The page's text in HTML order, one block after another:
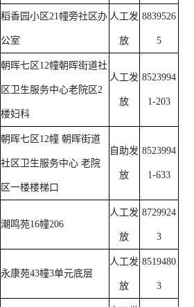
稻香园小区21幢旁社区办
公室
人工发
放
8839526
5
朝晖七区12幢朝晖街道社
区卫生服务中心老院区2
楼妇科
人工发
放
8523994
1-203
朝晖七区12幢 朝晖街道
社区卫生服务中心 老院
区一楼楼梯口
自助发
放
8523994
1-633
潮鸣苑16幢206
人工发
放
8729924
3
永康苑43幢3单元底层
人工发
放
8519480
3